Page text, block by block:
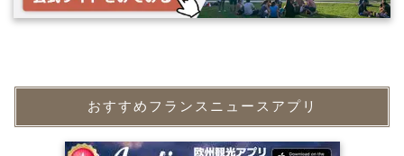
おすすめフランスニュースアプリ